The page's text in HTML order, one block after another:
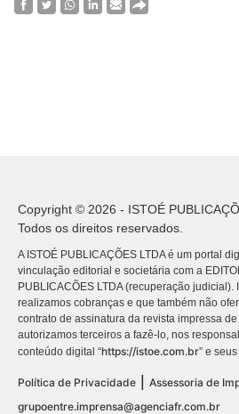
Copyright © 2026 - ISTOÉ
Todos os direitos reservados.
A ISTOÉ PUBLICAÇÕES LTDA é um portal
vinculação editorial e societária com a
PUBLICACÕES LTDA (recuperação
realizamos cobranças e que também não
contrato de assinatura da revista impressa
autorizamos terceiros a fazê-lo, nos
conteúdo digital “https://istoe.com.br” e
Política de Privacidade
Assessoria de
grupoentre.imprensa@agenciafr.com.br